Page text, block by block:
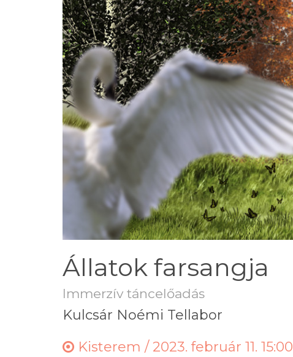
Állatok farsangja
Immerzív táncelőadás
Kulcsár Noémi Tellabor
Kisterem / 2023. február 11. 15:00